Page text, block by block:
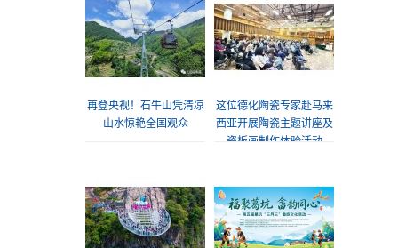
再登央视！石牛山凭清凉
山水惊艳全国观众
这位德化陶瓷专家赴马来
西亚开展陶瓷主题讲座及
瓷板画制作体验活动